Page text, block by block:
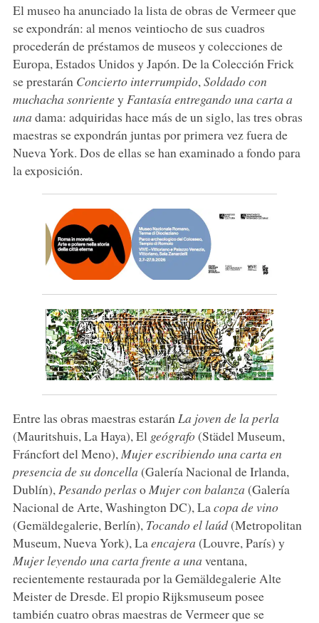
El museo ha anunciado la lista de obras de Vermeer que
se expondrán: al menos veintiocho de sus cuadros
procederán de préstamos de museos y colecciones de
Europa, Estados Unidos y Japón. De la Colección Frick
se prestarán Concierto interrumpido, Soldado con
muchacha sonrientey Fantasía entregando una carta a
una dama: adquiridas hace más de un siglo, las tres obras
maestras se expondrán juntas por primera vez fuera de
Nueva York. Dos de ellas se han examinado a fondo para
la exposición.
Entre las obras maestras estarán La joven de la perla
(Mauritshuis, La Haya), El geógrafo(Städel Museum,
Fráncfort del Meno), Mujer escribiendo una carta en
presencia de su doncella (Galería Nacional de Irlanda,
Dublín), Pesando perlaso Mujer con balanza (Galería
Nacional de Arte, Washington DC), La copa de vino
(Gemäldegalerie, Berlín), Tocando el laúd(Metropolitan
Museum, Nueva York), La encajera (Louvre, París) y
Mujer leyendo una carta frente a una ventana,
recientemente restaurada por la Gemäldegalerie Alte
Meister de Dresde. El propio Rijksmuseum posee
también cuatro obras maestras de Vermeer que se